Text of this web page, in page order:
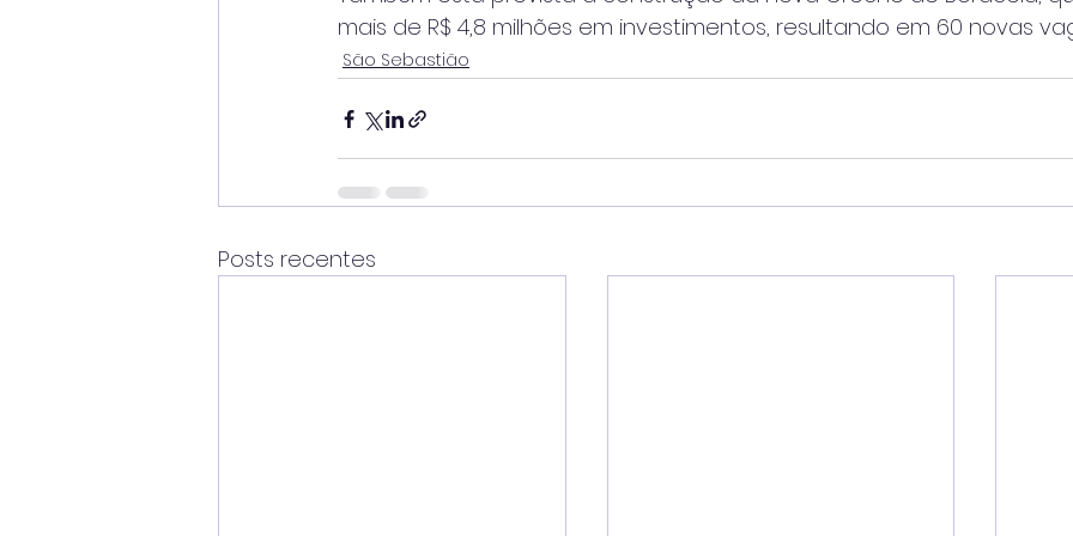
mais de R$ 4,8 milhões em investimentos, resultando em 60 novas
São Sebastião
Posts recentes